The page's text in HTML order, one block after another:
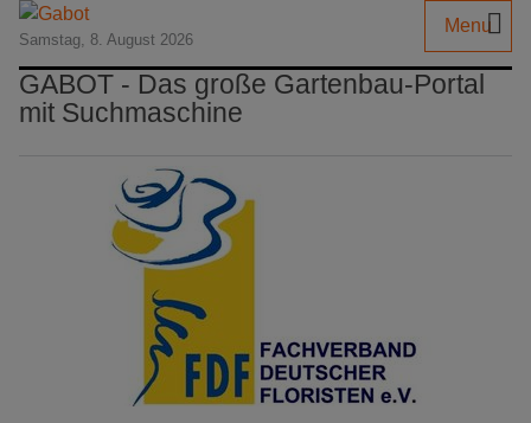
Samstag, 8. August 2026
Menu
GABOT - Das große Gartenbau-Portal
mit Suchmaschine